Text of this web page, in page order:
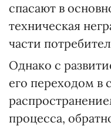
спасают в
техническая
части
Однако с
его переходом в
процесса,